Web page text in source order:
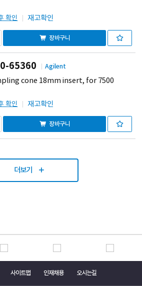
확인 재고확인
장바구니
65360 Agilent
cone 18mm insert, for 7500
확인 재고확인
장바구니
더보기
사이트맵 인재채용 오시는길